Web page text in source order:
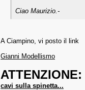
Ciao Maurizio.-
A Ciampino, vi posto il link
Gianni Modellismo
ATTENZIONE:
cavi sulla spinetta...